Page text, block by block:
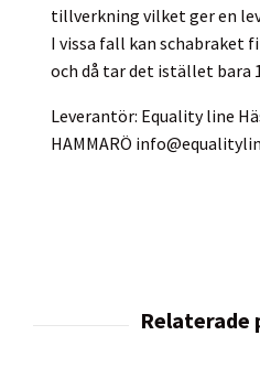
tillverkning vilket ger en
I vissa fall kan schabraket
och då tar det istället bara
Leverantör: Equality line
HAMMARÖ